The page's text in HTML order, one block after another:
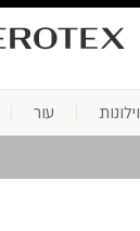
וילונות עור